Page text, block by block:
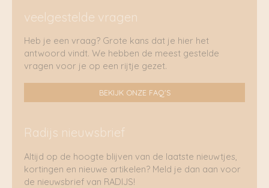
veelgestelde vragen
Heb je een vraag? Grote kans dat je hier het
antwoord vindt. We hebben de meest gestelde
vragen voor je op een rijtje gezet.
BEKIJK ONZE FAQ'S
Radijs nieuwsbrief
Altijd op de hoogte blijven van de laatste nieuwtjes,
kortingen en nieuwe artikelen? Meld je dan aan voor
de nieuwsbrief van RADIJS!